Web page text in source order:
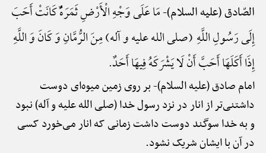
الصّادق (علیه السلام)-مَا عَلَی وَجْهِ الْأَرْضِ ثَمَرَهًٌْ کَانَتْ أَحَبَ
إِلَی رَسُولِ اللَّهِ (صلی الله علیه و آله) مِنَ الرُّمَّانِ وَ کَانَ وَ اللَّهِ
إِذَا أَکَلَهَا أَحَبَّ أَنْ لَا یَشْرَکَهُ فِیهَا أَحَدٌ.
امام صادق (علیه السلام)-بر روی زمین میوه‌ای دوست
داشتنی‌تر از انار در نزد رسول خدا (صلی الله علیه و آله) نبود
و به خدا سوگند دوست داشت زمانی که انار می‌خورد کسی
در آن با ایشان شریک نشود.